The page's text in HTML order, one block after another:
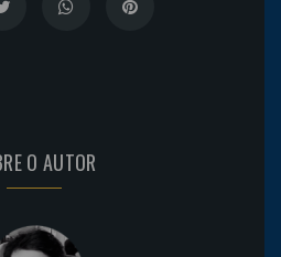
O AUTOR